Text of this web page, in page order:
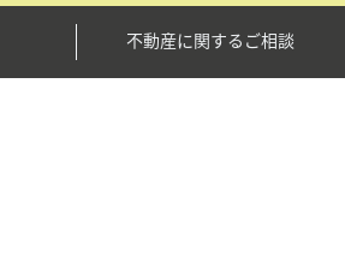
不動産に関するご相談